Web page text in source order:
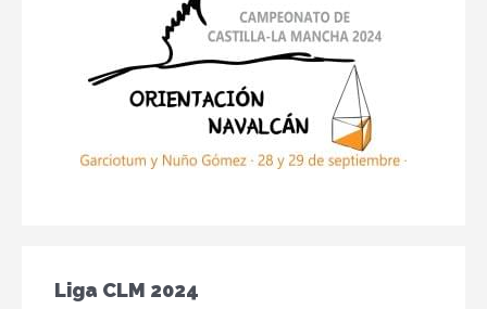
Liga CLM 2024